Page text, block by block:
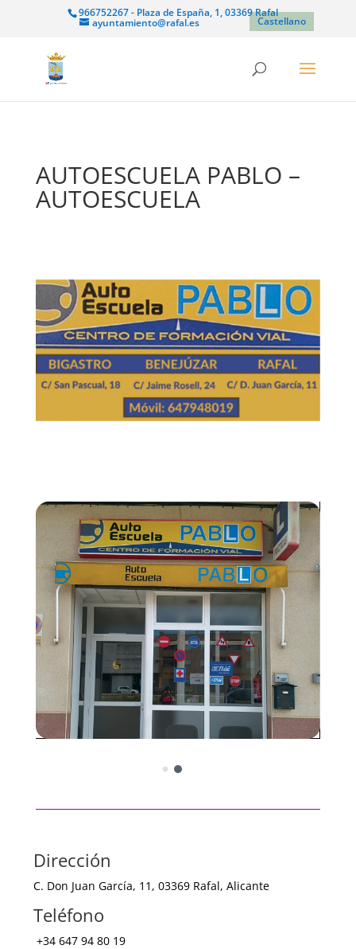
966752267 - Plaza de España, 1, 03369 Rafal
ayuntamiento@rafal.es Castellano
AUTOESCUELA PABLO –
AUTOESCUELA
Dirección
C. Don Juan García, 11, 03369 Rafal, Alicante
Teléfono
+34 647 94 80 19